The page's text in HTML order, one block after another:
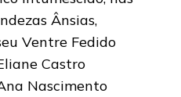
Ânsias,
Ventre Fedido
Castro
Nascimento